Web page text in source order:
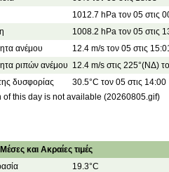
1012.7 hPa τον 05 στις
1008.2 hPa τον 05 στις
ανέμου
12.4 m/s τον 05 στις
ριπών ανέμου 12.4 m/s στις 225°(ΝΔ)
δυσφορίας
30.5°C τον 05 στις 14:00
of this day is not available (20260805.gif)
και Ακραίες τιμές
19.3°C